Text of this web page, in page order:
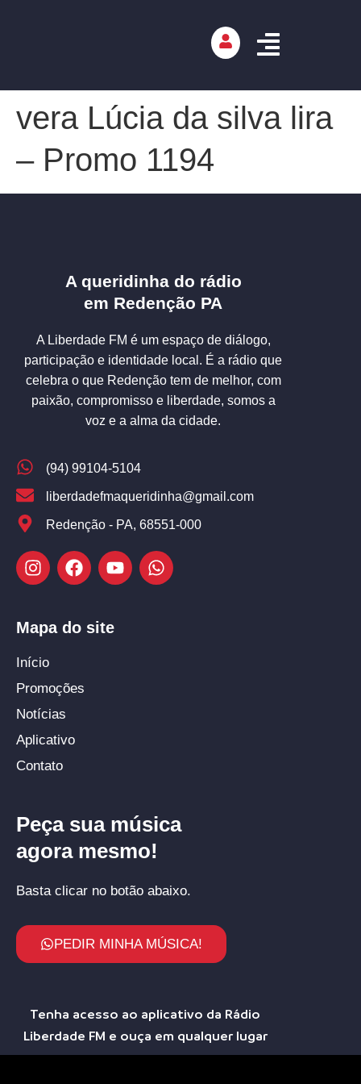
vera Lúcia da silva lira
– Promo 1194
A queridinha do rádio
em Redenção PA
A Liberdade FM é um espaço de diálogo,
participação e identidade local. É a rádio que
celebra o que Redenção tem de melhor, com
paixão, compromisso e liberdade, somos a
voz e a alma da cidade.
(94) 99104-5104
liberdadefmaqueridinha@gmail.com
Redenção - PA, 68551-000
Mapa do site
Início
Promoções
Notícias
Aplicativo
Contato
Peça sua música
agora mesmo!
Basta clicar no botão abaixo.
PEDIR MINHA MÚSICA!
Tenha acesso ao aplicativo da Rádio
Liberdade FM e ouça em qualquer lugar